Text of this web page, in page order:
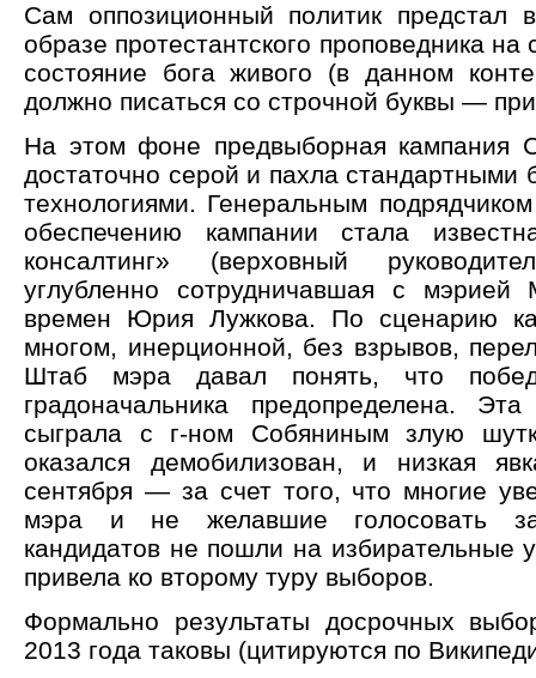
Сам оппозиционный политик предстал
образе протестантского проповедника на
состояние бога живого (в данном
должно писаться со строчной буквы —
На этом фоне предвыборная кампания
достаточно серой и пахла стандартными
технологиями. Генеральным
обеспечению кампании стала
консалтинг» (верховный
углубленно сотрудничавшая с
времен Юрия Лужкова. По сценарию
многом, инерционной, без взрывов,
Штаб мэра давал понять, что
градоначальника предопределена.
сыграла с г-ном Собяниным злую
оказался демобилизован, и низкая
сентября — за счет того, что многие
мэра и не желавшие голосовать за
кандидатов не пошли на избирательные
привела ко второму туру выборов.
Формально результаты досрочных
2013 года таковы (цитируются по